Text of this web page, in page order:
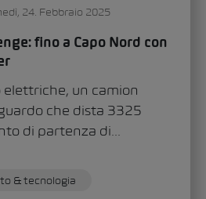
24. Febbraio 2025
fino a Capo Nord con
un camion
che dista 3325
di partenza di...
& tecnologia